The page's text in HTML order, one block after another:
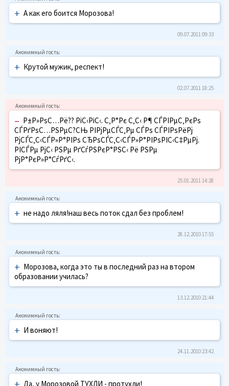
+ А как его боится Морозова!
09.07.2011 09:33
+ Крутой мужик, респект!
02.07.2011 18:25
– Р±Р»РѕС…Рё?? РіС‹РіС‹. С‚Р°Рє С‚С‹ Р¶ СЃРІРµС‚РєРѕ
СЃРґРѕС…РЅРµС?СЊ РІРјРµСЃС‚Рµ СЃРѕ СЃРІРѕРёРј
РјСЃС‚С‹СЃР»Р°РІРѕ СЂРѕСЃС‚С‹СЃР»Р°РІРѕРІС‹С‡РµРј.
РІСЃРµ РјС‹ РЅРµ РґСѓРЅРєР°РЅС‹ Рё РЅРµ
РјР°РєР»Р°СѓРґС‹.
25.01.2011 14:28
+ не надо ляля!наш весь поток сдал без проблем!
28.12.2010 17:55
+ Морозова, когда это ты в последний раз на втором
образовании училась?
13.12.2010 21:44
+ И воняют!
24.11.2010 23:42
Да, у Морозовой ТУХЛИ - протухли!